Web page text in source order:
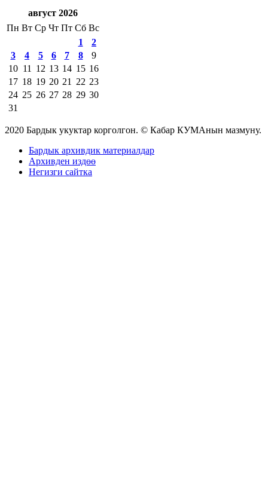
август 2026
Пн Вт Ср Чт Пт Сб Вс
1
2
3
4 5 6 7 8
9
10 11 12 13 14 15 16
17 18 19 20 21 22 23
24 25 26 27 28 29 30
31
2020 Бардык укуктар корголгон. © Кабар КУМАнын мазмуну.
Бардык архивдик материалдар
Архивден издөө
Негизги сайтка